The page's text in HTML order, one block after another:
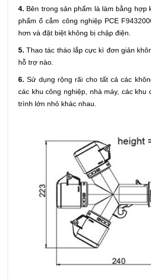
4. Bên trong sản phẩm là làm bằng hợp
phẩmổ cắm công nghiệp PCE
hơn và đặt biệt không bị chập điện.
5.Thao tác tháo lắp cực kì đơn giản
hỗ trợ nào.
6.Sử dụng rộng rãi cho tất cả các
các khu công nghiệp, nhà máy, các khu
trình lớn nhỏ khác nhau.